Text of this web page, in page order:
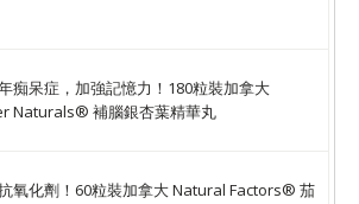
痴呆症，加強記憶力！180粒裝加拿大
Naturals® 補腦銀杏葉精華丸
氧化劑！60粒裝加拿大 Natural Factors® 茄